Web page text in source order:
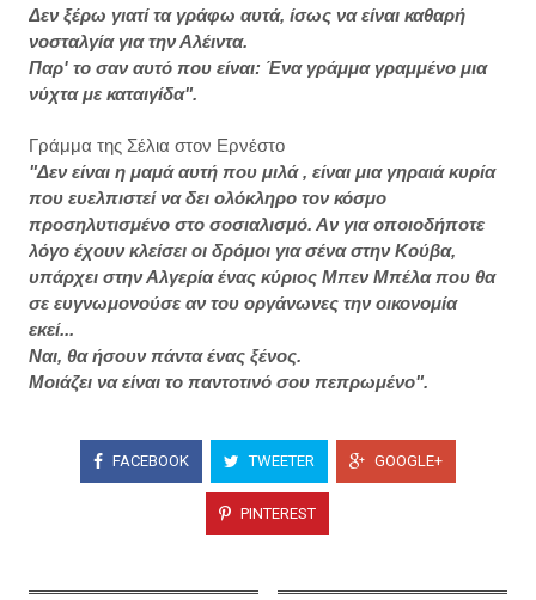
Δεν ξέρω γιατί τα γράφω αυτά, ίσως να είναι καθαρή
νοσταλγία για την Αλέιντα.
Παρ' το σαν αυτό που είναι: Ένα γράμμα γραμμένο μια
νύχτα με καταιγίδα".
Γράμμα της Σέλια στον Ερνέστο
"Δεν είναι η μαμά αυτή που μιλά , είναι μια γηραιά κυρία
που ευελπιστεί να δει ολόκληρο τον κόσμο
προσηλυτισμένο στο σοσιαλισμό. Αν για οποιοδήποτε
λόγο έχουν κλείσει οι δρόμοι για σένα στην Κούβα,
υπάρχει στην Αλγερία ένας κύριος Μπεν Μπέλα που θα
σε ευγνωμονούσε αν του οργάνωνες την οικονομία
εκεί...
Ναι, θα ήσουν πάντα ένας ξένος.
Μοιάζει να είναι το παντοτινό σου πεπρωμένο".
FACEBOOK TWEETER GOOGLE+
PINTEREST